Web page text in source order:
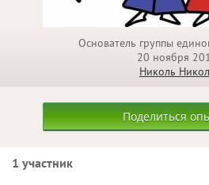
Основатель группы
20 ноября
Николь
Поделиться
1 участник